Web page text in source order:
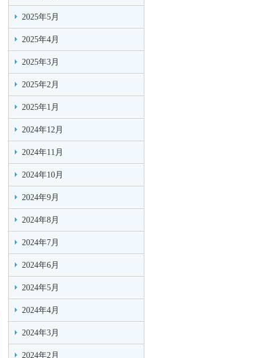
2025年5月
2025年4月
2025年3月
2025年2月
2025年1月
2024年12月
2024年11月
2024年10月
2024年9月
2024年8月
2024年7月
2024年6月
2024年5月
2024年4月
2024年3月
2024年2月